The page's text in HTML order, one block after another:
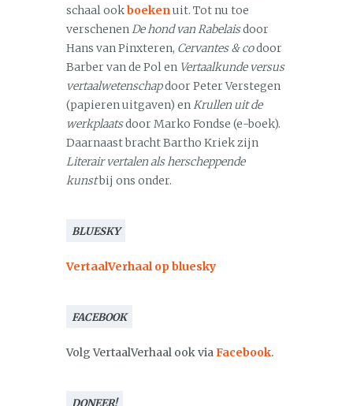
schaal ookboekenuit. Tot nu toe
verschenenDe hond van Rabelaisdoor
Hans van Pinxteren, Cervantes & codoor
Barber van de Pol en Vertaalkunde versus
vertaalwetenschapdoor Peter Verstegen
(papieren uitgaven) enKrullen uit de
werkplaatsdoor Marko Fondse (e-boek).
Daarnaast bracht Bartho Kriek zijn
Literair vertalen als herscheppende
kunstbij ons onder.
BLUESKY
VertaalVerhaal op bluesky
FACEBOOK
Volg VertaalVerhaal ook viaFacebook.
DONEER!